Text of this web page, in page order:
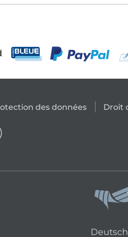
des données Droit
Deutsch